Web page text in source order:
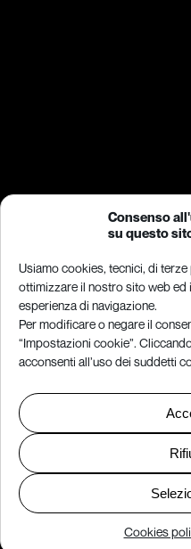
Consenso
su questo
Usiamo cookies, tecnici, di
ottimizzare il nostro sito web
esperienza di navigazione.
Per modificare o negare il
“Impostazioni cookie”.
acconsenti all’uso dei suddetti
Cookies